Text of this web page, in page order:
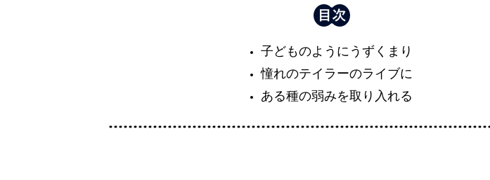
子どものようにうずくまり
憧れのテイラーのライブに
ある種の弱みを取り入れる